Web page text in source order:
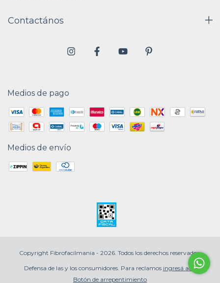
Contactános
Medios de pago
Medios de envío
Copyright Fibrofacilmania - 2026. Todos los derechos reservados.
Defensa de las y los consumidores. Para reclamos ingresá acá.
Botón de arrepentimiento